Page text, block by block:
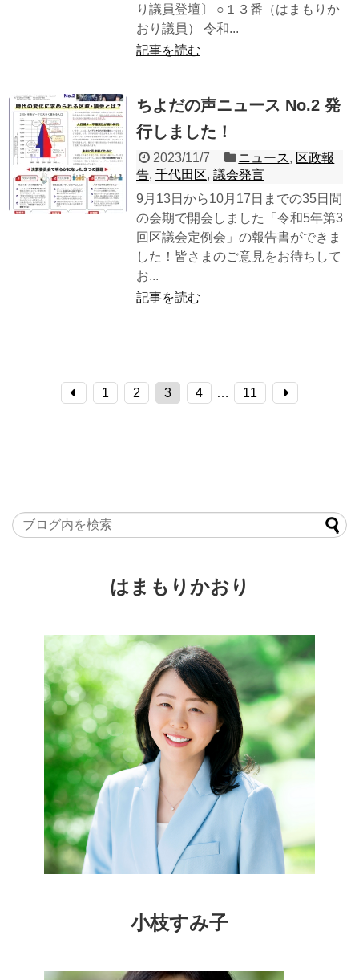
り議員登壇〕 ○１３番（はまもりか
おり議員） 令和...
記事を読む
ちよだの声ニュース No.2 発
行しました！
2023/11/7 ニュース, 区政報
告, 千代田区, 議会発言
9月13日から10月17日までの35日間
の会期で開会しました「令和5年第3
回区議会定例会」の報告書ができま
した！皆さまのご意見をお待ちして
お...
記事を読む
1 2 3 4 … 11
はまもりかおり
小枝すみ子